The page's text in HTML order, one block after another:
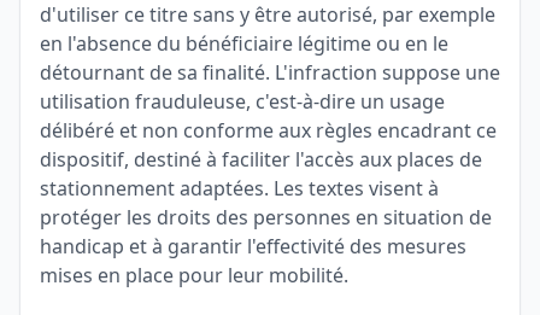
d'utiliser ce titre sans y être autorisé, par exemple
en l'absence du bénéficiaire légitime ou en le
détournant de sa finalité. L'infraction suppose une
utilisation frauduleuse, c'est-à-dire un usage
délibéré et non conforme aux règles encadrant ce
dispositif, destiné à faciliter l'accès aux places de
stationnement adaptées. Les textes visent à
protéger les droits des personnes en situation de
handicap et à garantir l'effectivité des mesures
mises en place pour leur mobilité.